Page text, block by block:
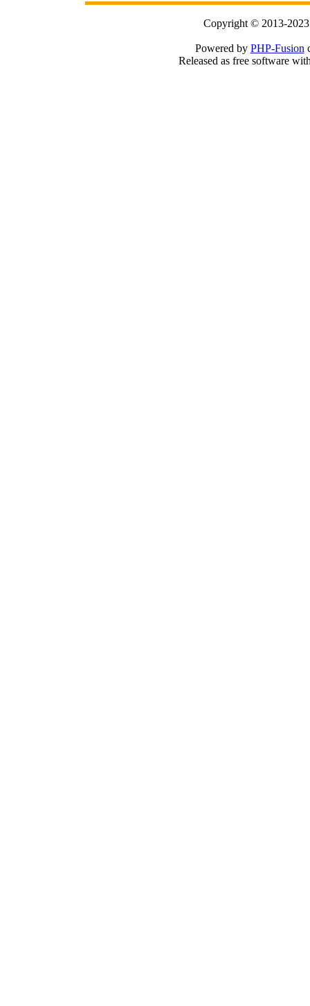
Copyright © 2013-
Powered by PHP-Fusion
Released as free software